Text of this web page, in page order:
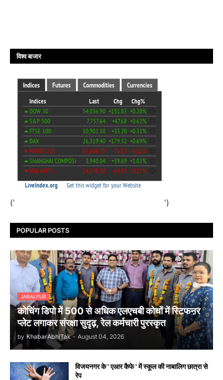
विश्व बाजार
(' ')
POPULAR POSTS
JABALPUR
कोचिंग डिपो में 500 से अधिक एलएचबी कोचों में स्टिफऩर
प्लेट लगाकर संरक्षा सुदृढ़, रेल कर्मचारी पुरस्कृत
by KhabarAbhiTak - August 04, 2026
विजयनगर के ' एआर कैफे ' में स्कूल की नाबालिग छात्रा से
रेप